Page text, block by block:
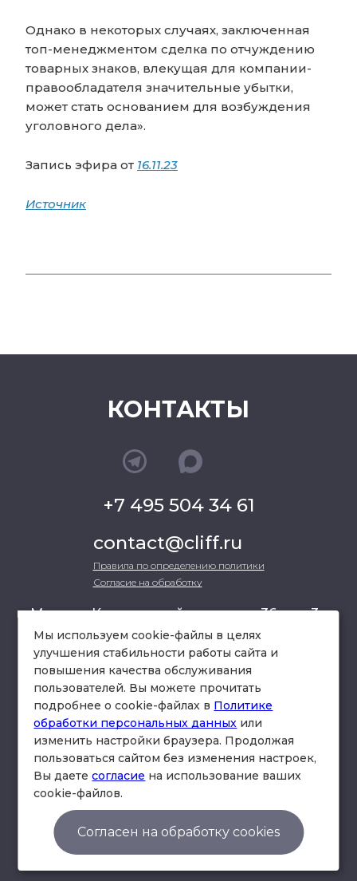
Однако в некоторых случаях, заключенная
топ-менеджментом сделка по отчуждению
товарных знаков, влекущая для компании-
правообладателя значительные убытки,
может стать основанием для возбуждения
уголовного дела».
Запись эфира от 16.11.23
Источник
КОНТАКТЫ
+7 495 504 34 61
contact@cliff.ru
Правила по определению политики
Согласие на обработку
г. Москва, Кутузовский проспект 36, стр.3 ,
офис 301
схема проезда
Согласие на обработку
Мы используем cookie-файлы в целях
улучшения стабильности работы сайта и
повышения качества обслуживания
пользователей. Вы можете прочитать
подробнее о cookie-файлах в Политике
обработки персональных данных или
изменить настройки браузера. Продолжая
пользоваться сайтом без изменения настроек,
Вы даетесогласие на использование ваших
cookie-файлов.
Согласен на обработку cookies